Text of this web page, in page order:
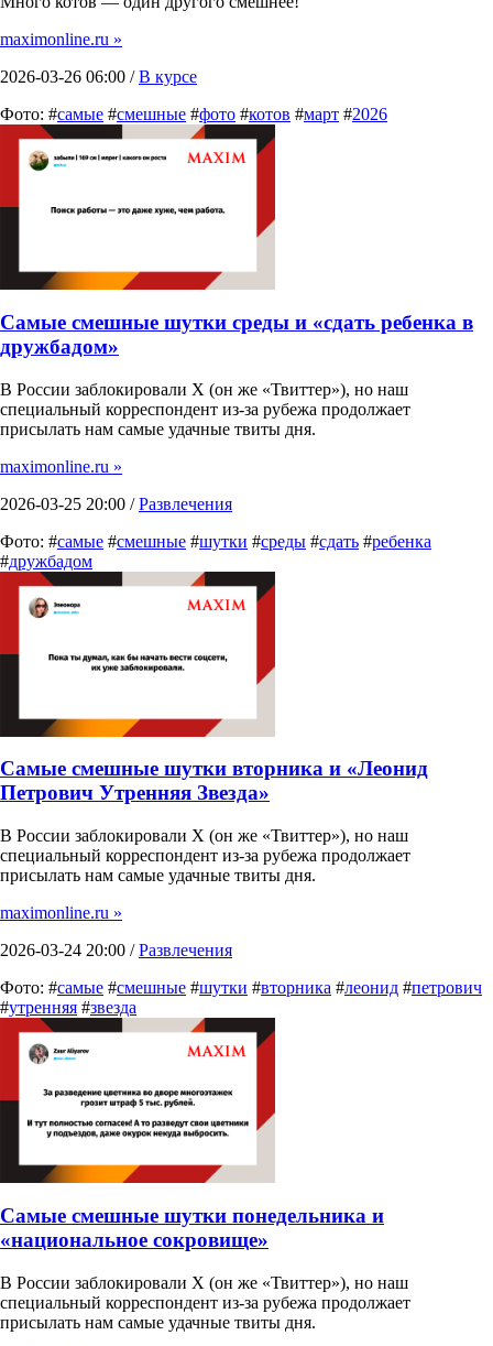
maximonline.ru »
2026-03-26 06:00 /В курсе
Фото: #самые #смешные #фото #котов #март #2026
Самые смешные шутки среды и «сдать ребенка в
дружбадом»
В России заблокировали X (он же «Твиттер»), но наш
специальный корреспондент из-за рубежа продолжает
присылать нам самые удачные твиты дня.
maximonline.ru »
2026-03-25 20:00 /Развлечения
Фото: #самые #смешные #шутки #среды #сдать #ребенка
#дружбадом
Самые смешные шутки вторника и «Леонид
Петрович Утренняя Звезда»
В России заблокировали X (он же «Твиттер»), но наш
специальный корреспондент из-за рубежа продолжает
присылать нам самые удачные твиты дня.
maximonline.ru »
2026-03-24 20:00 /Развлечения
Фото: #самые #смешные #шутки #вторника #леонид #петрович
#утренняя #звезда
Самые смешные шутки понедельника и
«национальное сокровище»
В России заблокировали X (он же «Твиттер»), но наш
специальный корреспондент из-за рубежа продолжает
присылать нам самые удачные твиты дня.